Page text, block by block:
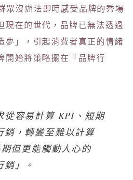
眾沒辦法即時感受品牌的秀場
現在的世代，品牌已無法透過
夢」，引起消費者真正的情緒
開始將策略擺在「品牌行
從容易計算 KPI、短期
銷，轉變至難以計算
但更能觸動人心的
銷」。